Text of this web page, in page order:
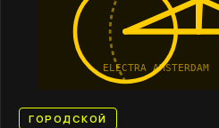
ELECTRA AMSTERDAM
ГОРОДСКОЙ